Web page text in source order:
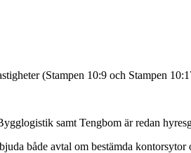
(Stampen 10:9 och Stampen
samt Tengbom är redan
både avtal om bestämda